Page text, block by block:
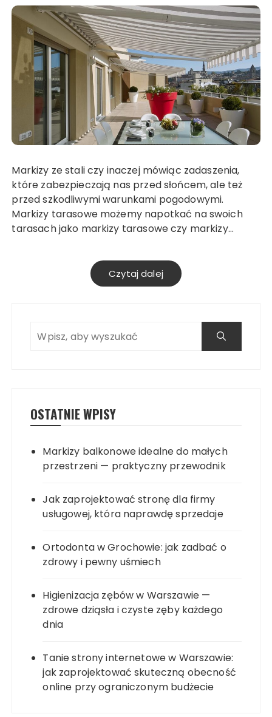
Markizy ze stali czy inaczej mówiąc zadaszenia,
które zabezpieczają nas przed słońcem, ale też
przed szkodliwymi warunkami pogodowymi.
Markizy tarasowe możemy napotkać na swoich
tarasach jako markizy tarasowe czy markizy…
Czytaj dalej
OSTATNIE WPISY
Markizy balkonowe idealne do małych
przestrzeni — praktyczny przewodnik
Jak zaprojektować stronę dla firmy
usługowej, która naprawdę sprzedaje
Ortodonta w Grochowie: jak zadbać o
zdrowy i pewny uśmiech
Higienizacja zębów w Warszawie —
zdrowe dziąsła i czyste zęby każdego
dnia
Tanie strony internetowe w Warszawie:
jak zaprojektować skuteczną obecność
online przy ograniczonym budżecie